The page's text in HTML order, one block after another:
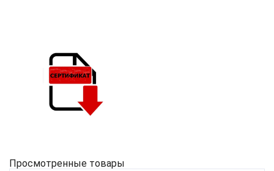
Просмотренные товары